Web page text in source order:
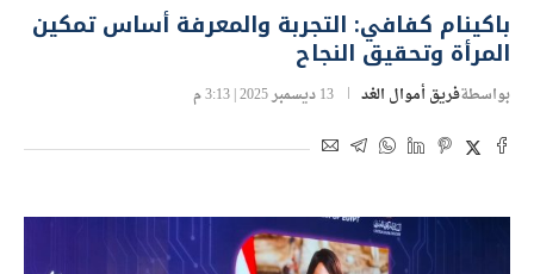
‏باكينام كفافي: التجربة والمعرفة أساس تمكين
المرأة وتحقيق النجاح
بواسطةفريق أموال الغد 13 ديسمبر 2025 | 3:13 م